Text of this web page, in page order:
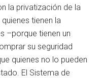
la privatización de la
tienen la
–porque tienen un
su seguridad
quienes no lo pueden
El Sistema de